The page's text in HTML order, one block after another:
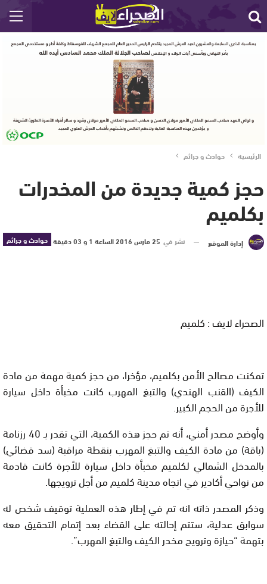
الرئيسية حوادث و جرائم
حجز كمية جديدة من المخدرات
بكلميم
حوادث و جرائم إدارة الموقع نشر في 25 مارس 2016 الساعة 1 و 03 دقيقة
الصحراء لايف : كلميم
تمكنت مصالح الأمن بكلميم، مؤخرا، من حجز كمية مهمة من مادة
الكيف (القنب الهندي) والتبغ المهرب كانت مخبأة داخل سيارة
للأجرة من الحجم الكبير.
وأوضح مصدر أمني، أنه تم حجز هذه الكمية، التي تقدر بـ 40 رزنامة
(باقة) من مادة الكيف والتبغ المهرب بنقطة مراقبة (سد قضائي)
بالمدخل الشمالي لكلميم مخبأة داخل سيارة للأجرة كانت قادمة
من نواحي أكادير في اتجاه مدينة كلميم من أجل ترويجها.
وذكر المصدر ذاته انه تم في إطار هذه العملية توقيف شخص له
سوابق عدلية، ستتم إحالته على القضاء بعد إتمام التحقيق معه
بتهمة “حيازة وترويج مخدر الكيف والتبغ المهرب”.